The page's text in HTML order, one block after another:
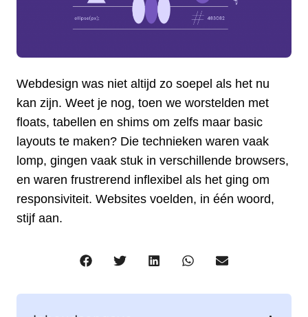
Webdesign was niet altijd zo soepel als het nu
kan zijn. Weet je nog, toen we worstelden met
floats, tabellen en shims om zelfs maar basic
layouts te maken? Die technieken waren vaak
lomp, gingen vaak stuk in verschillende browsers,
en waren frustrerend inflexibel als het ging om
responsiviteit. Websites voelden, in één woord,
stijf aan.